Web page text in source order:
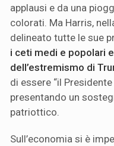
applausi e da una
colorati. Ma Harris,
delineato tutte le sue
i ceti medi e popolari
dell’estremismo di
di essere “il
presentando un
patriottico.
Sull’economia si è